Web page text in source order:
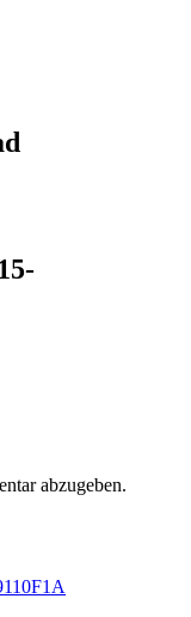
abzugeben.